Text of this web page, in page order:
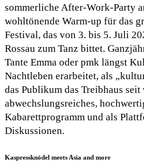
sommerliche After-Work-Party
wohltönende Warm-up für das
Festival, das von 3. bis 5. Juli
Rossau zum Tanz bittet.
Tante Emma oder pmk längst
Nachtleben erarbeitet, als
das Publikum das Treibhaus
abwechslungsreiches,
Kabarettprogramm und als
Diskussionen.
Kaspressknödel meets Asia and more